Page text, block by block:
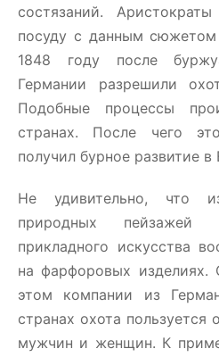
состязаний.
посуду с данным
1848 году после
Германии разрешили
Подобные процессы
странах. После чего
получил бурное развитие в
Не удивительно, что
природных пейзажей
прикладного искусства
на фарфоровых изделиях.
этом компании из
странах охота
мужчин и женщин. К